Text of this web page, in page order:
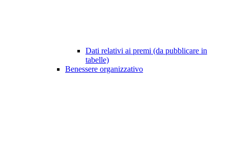
Dati relativi ai premi (da pubblicare in
tabelle)
Benessere organizzativo